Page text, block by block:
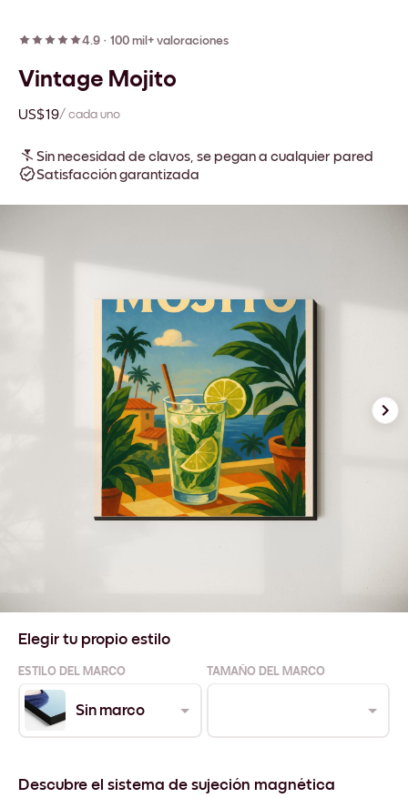
4.9 · 100 mil+ valoraciones
Vintage Mojito
US$19/ cada uno
Sin necesidad de clavos, se pegan a cualquier pared
Satisfacción garantizada
Elegir tu propio estilo
ESTILO DEL MARCO TAMAÑO DEL MARCO
Sin marco
Descubre el sistema de sujeción magnética